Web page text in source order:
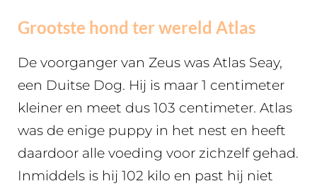
Grootste hond ter wereld Atlas
De voorganger van Zeus was Atlas Seay,
een Duitse Dog. Hij is maar 1 centimeter
kleiner en meet dus 103 centimeter. Atlas
was de enige puppy in het nest en heeft
daardoor alle voeding voor zichzelf gehad.
Inmiddels is hij 102 kilo en past hij niet